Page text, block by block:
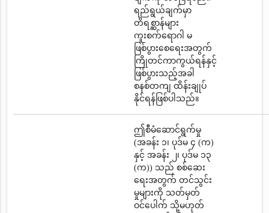
ရည်ရွယ်ချက်မှာ
တိရစ္ဆာန်များ
ကူးစက်ရောဂါ မ
ဖြစ်ပွားစေရေးအတွက်
ကြိုတင်ကာကွယ်ရန်နှင့်
ဖြစ်ပွားသည့်အခါ
စနစ်တကျ ထိန်းချုပ်
နိုင်ရန်ဖြစ်ပါသည်။
ဤစီမံဆောင်ရွက်မှု
(အခန်း ၁၊ ပုဒ်မ ၄ (က)
နှင့် အခန်း ၂၊ ပုဒ်မ ၁၃
(က)) သည် စစ်ဆေး
ရေးအတွက် တင်သွင်း
မှုများကို သတ်မှတ်
ဝင်ပေါက် သို့မဟုတ်